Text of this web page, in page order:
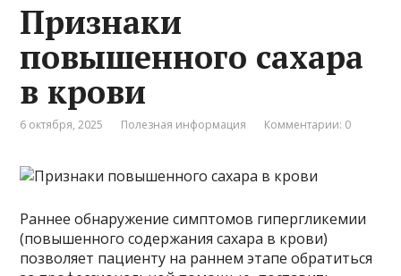
Признаки
повышенного сахара
в крови
6 октября, 2025 Полезная информация Комментарии: 0
Раннее обнаружение симптомов гипергликемии
(повышенного содержания сахара в крови)
позволяет пациенту на раннем этапе обратиться